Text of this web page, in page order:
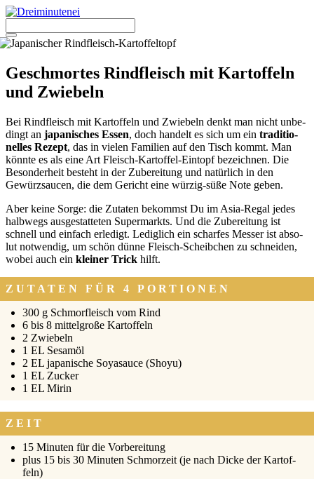
Zum
springen
Menü
Geschmortes Rindfleisch mit Kartoffeln
und Zwiebeln
Bei Rind­fleisch mit Kar­tof­feln und Zwie­beln denkt man nicht unbe­
dingt an japa­ni­sches Essen, doch han­delt es sich um ein tra­di­tio­
nel­les Rezept, das in vie­len Fami­li­en auf den Tisch kommt. Man
könn­te es als eine Art Fleisch-Kar­tof­fel-Ein­topf bezeich­nen. Die
Beson­der­heit besteht in der Zube­rei­tung und natür­lich in den
Gewürz­saucen, die dem Gericht eine wür­zig-süße Note geben.
Aber kei­ne Sor­ge: die Zuta­ten bekommst Du im Asia-Regal jedes
halb­wegs aus­ge­stat­te­ten Super­markts. Und die Zube­rei­tung ist
schnell und ein­fach erle­digt. Ledig­lich ein schar­fes Mes­ser ist abso­
lut not­wen­dig, um schön dün­ne Fleisch-Scheib­chen zu schnei­den,
wobei auch ein klei­ner Trick hilft.
ZUTATEN FÜR 4 PORTIONEN
300 g Schmor­fleisch vom Rind
6 bis 8 mit­tel­gro­ße Kar­tof­feln
2 Zwie­beln
1 EL Sesam­öl
2 EL japa­ni­sche Soya­sauce (Sho­yu)
1 EL Zucker
1 EL Mirin
ZEIT
15 Minu­ten für die Vor­be­rei­tung
plus 15 bis 30 Minu­ten Schmor­zeit (je nach Dicke der Kar­tof­
feln)